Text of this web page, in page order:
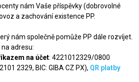
nám Vaše příspěvky (dobrovolné
a zachování existence PP.
nám společně pomůže PP dále rozvíjet.
na adresu:
na účet: 4221012329/0800
2329, BIC: GIBA CZ PX), QR platby